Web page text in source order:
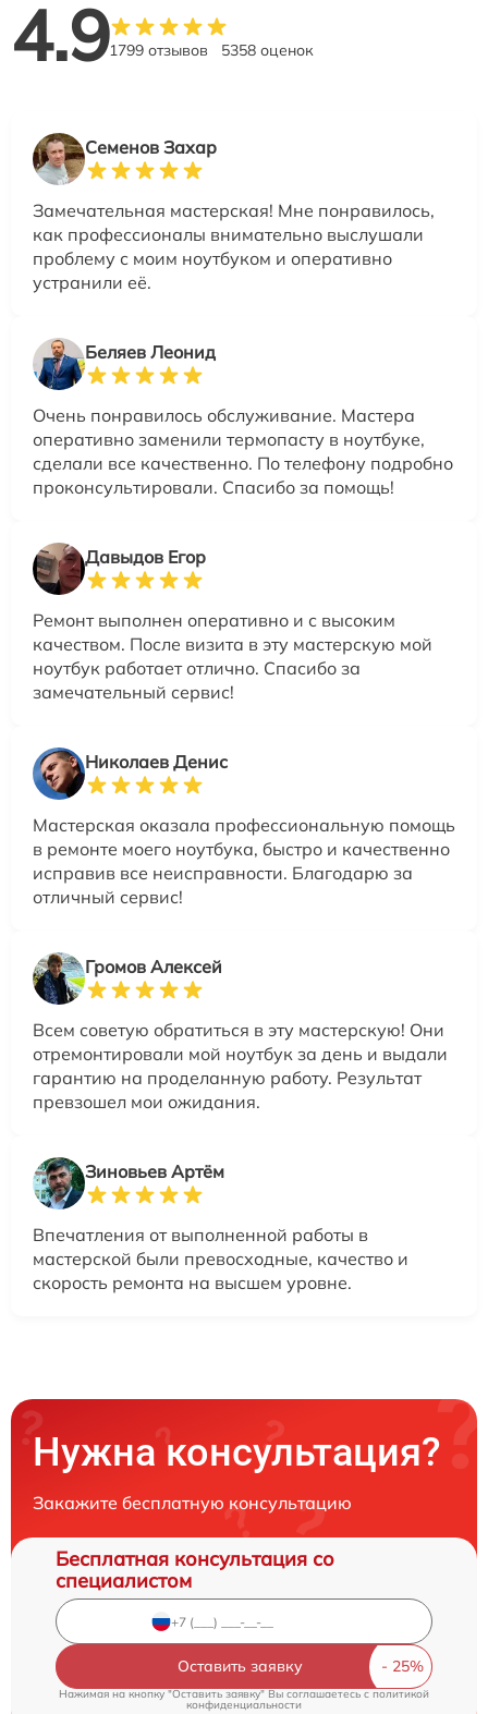
4.91799 отзывов 5358 оценок
Семенов Захар
Замечательная мастерская! Мне понравилось,
как профессионалы внимательно выслушали
проблему с моим ноутбуком и оперативно
устранили её.
Беляев Леонид
Очень понравилось обслуживание. Мастера
оперативно заменили термопасту в ноутбуке,
сделали все качественно. По телефону подробно
проконсультировали. Спасибо за помощь!
Давыдов Егор
Ремонт выполнен оперативно и с высоким
качеством. После визита в эту мастерскую мой
ноутбук работает отлично. Спасибо за
замечательный сервис!
Николаев Денис
Мастерская оказала профессиональную помощь
в ремонте моего ноутбука, быстро и качественно
исправив все неисправности. Благодарю за
отличный сервис!
Громов Алексей
Всем советую обратиться в эту мастерскую! Они
отремонтировали мой ноутбук за день и выдали
гарантию на проделанную работу. Результат
превзошел мои ожидания.
Зиновьев Артём
Впечатления от выполненной работы в
мастерской были превосходные, качество и
скорость ремонта на высшем уровне.
Нужна консультация?
Закажите бесплатную консультацию
Бесплатная консультация со
специалистом
Оставить заявку
Нажимая на кнопку "Оставить заявку" Вы соглашаетесь c политикой
конфиденциальности